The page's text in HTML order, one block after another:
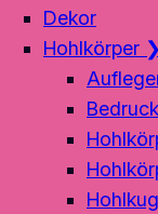
Dekor
Hohlkörper ❯